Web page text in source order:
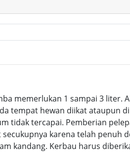
memerlukan 1 sampai 3 liter.
tempat hewan diikat ataupun
tidak tercapai. Pemberian
karena telah penuh
kandang. Kerbau harus